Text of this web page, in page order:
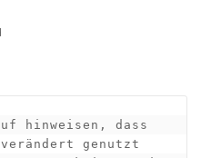
hinweisen, dass
genutzt